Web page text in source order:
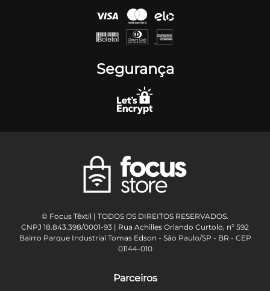
Segurança
© Focus Têxtil | TODOS OS DIREITOS RESERVADOS.
CNPJ 18.843.398/0001-93 | Rua Achilles Orlando Curtolo, nº 592
Bairro Parque Industrial Tomas Edson - São Paulo/SP - BR - CEP
01144-010
Parceiros